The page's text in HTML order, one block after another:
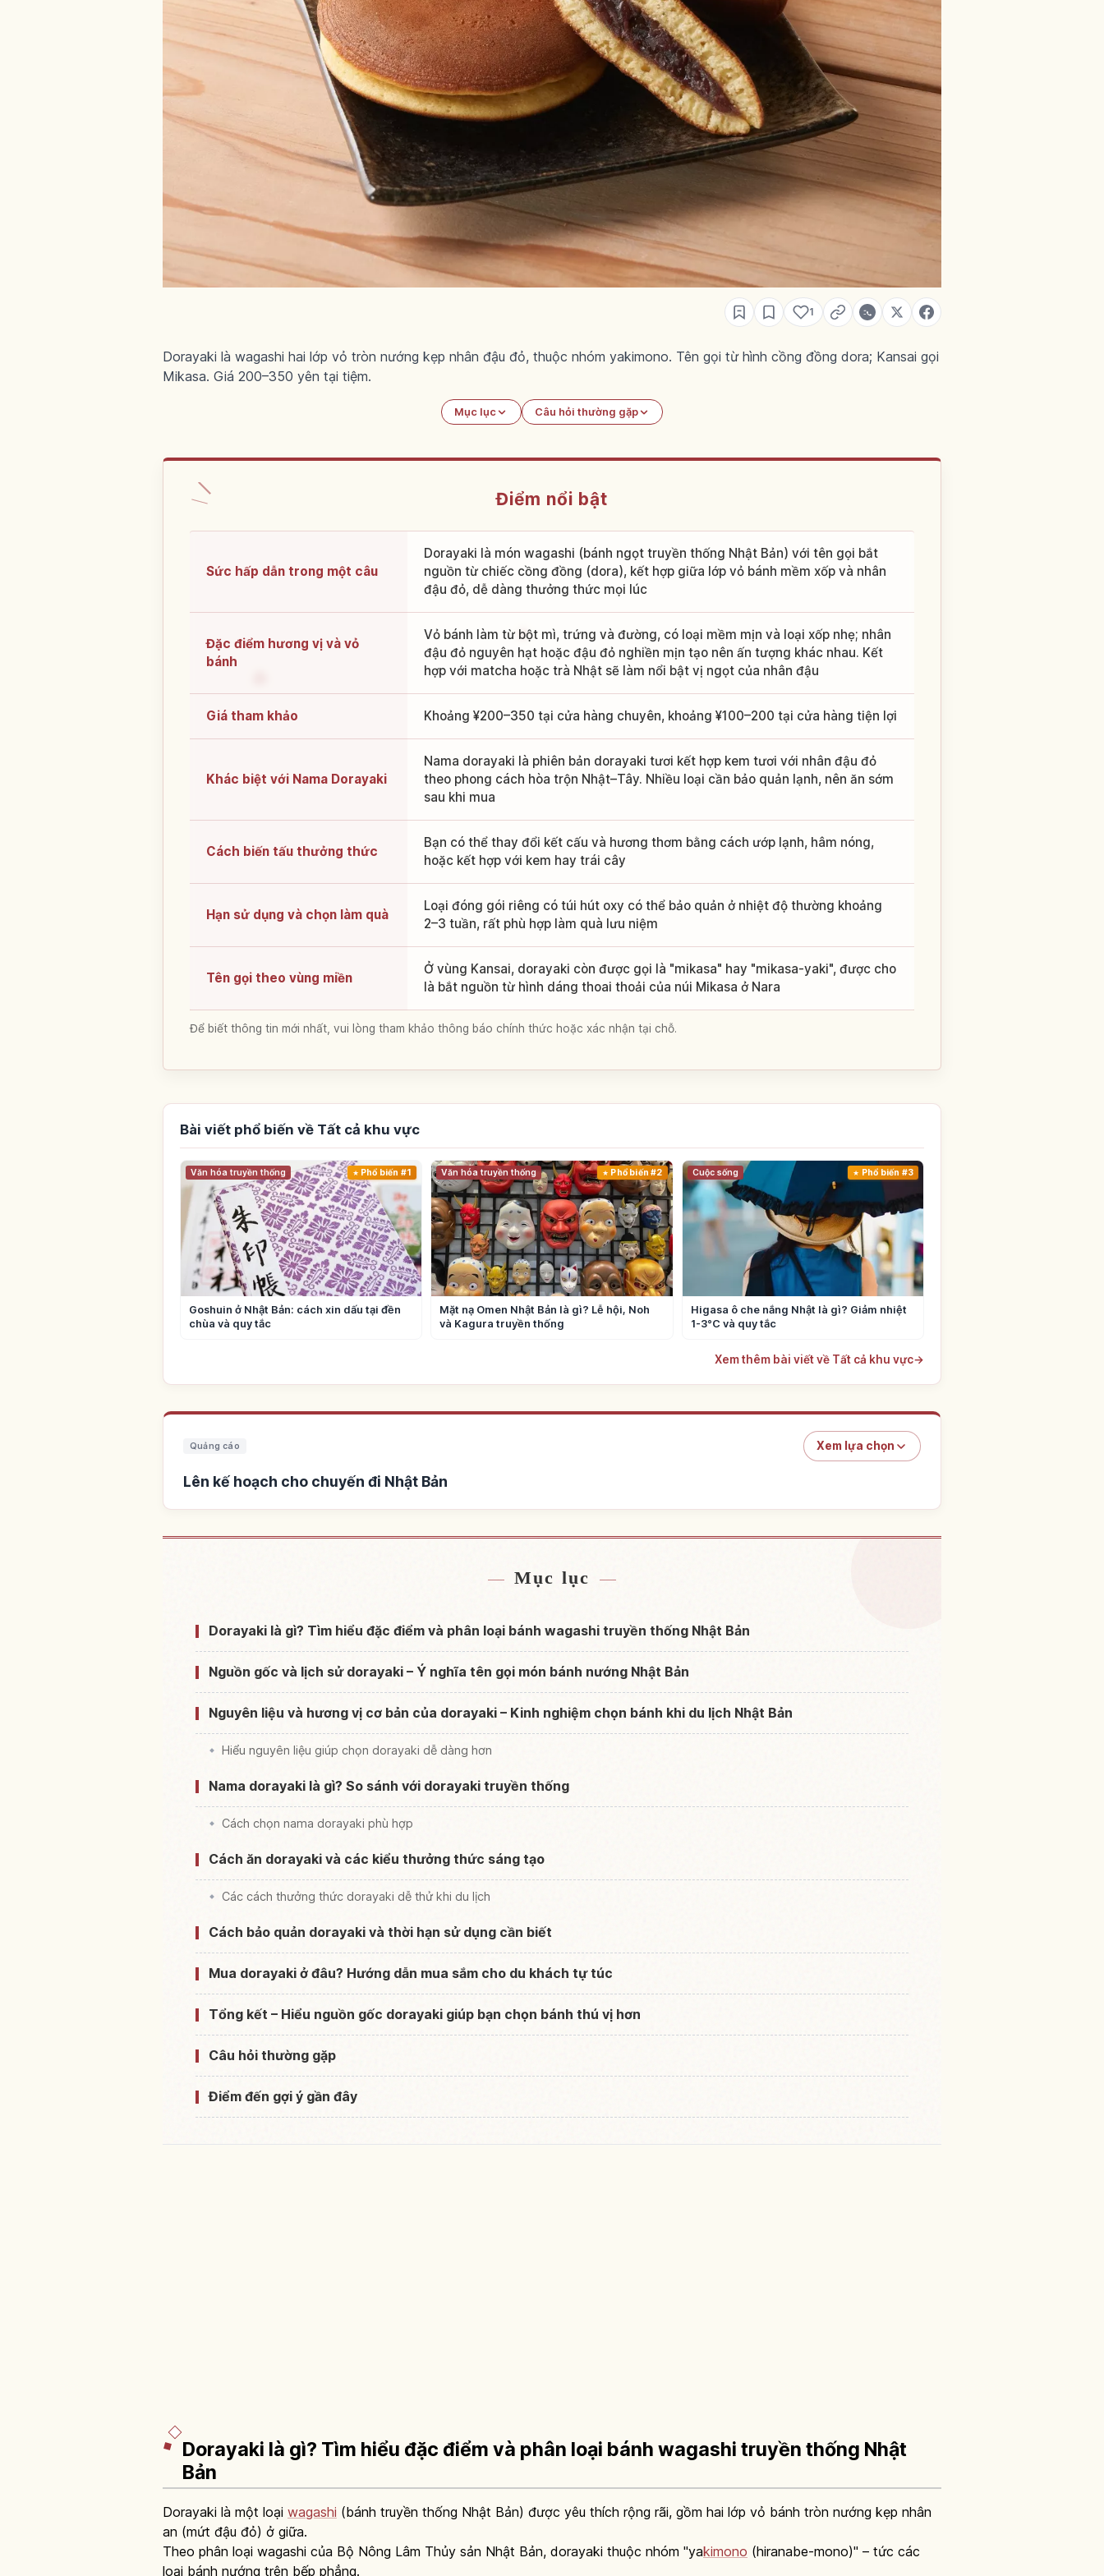
1
Dorayaki là wagashi hai lớp vỏ tròn nướng kẹp nhân đậu đỏ, thuộc nhóm yakimono. Tên gọi từ hình cồng đồng dora; Kansai gọi
Mikasa. Giá 200–350 yên tại tiệm.
Mục lục Câu hỏi thường gặp
Điểm nổi bật
Sức hấp dẫn trong một câu
Dorayaki là món wagashi (bánh ngọt truyền thống Nhật Bản) với tên gọi bắt
nguồn từ chiếc cồng đồng (dora), kết hợp giữa lớp vỏ bánh mềm xốp và nhân
đậu đỏ, dễ dàng thưởng thức mọi lúc
Đặc điểm hương vị và vỏ
bánh
Vỏ bánh làm từ bột mì, trứng và đường, có loại mềm mịn và loại xốp nhẹ; nhân
đậu đỏ nguyên hạt hoặc đậu đỏ nghiền mịn tạo nên ấn tượng khác nhau. Kết
hợp với matcha hoặc trà Nhật sẽ làm nổi bật vị ngọt của nhân đậu
Giá tham khảo Khoảng ¥200–350 tại cửa hàng chuyên, khoảng ¥100–200 tại cửa hàng tiện lợi
Khác biệt với Nama Dorayaki
Nama dorayaki là phiên bản dorayaki tươi kết hợp kem tươi với nhân đậu đỏ
theo phong cách hòa trộn Nhật–Tây. Nhiều loại cần bảo quản lạnh, nên ăn sớm
sau khi mua
Cách biến tấu thưởng thức
Bạn có thể thay đổi kết cấu và hương thơm bằng cách ướp lạnh, hâm nóng,
hoặc kết hợp với kem hay trái cây
Hạn sử dụng và chọn làm quà
Loại đóng gói riêng có túi hút oxy có thể bảo quản ở nhiệt độ thường khoảng
2–3 tuần, rất phù hợp làm quà lưu niệm
Tên gọi theo vùng miền
Ở vùng Kansai, dorayaki còn được gọi là "mikasa" hay "mikasa-yaki", được cho
là bắt nguồn từ hình dáng thoai thoải của núi Mikasa ở Nara
Để biết thông tin mới nhất, vui lòng tham khảo thông báo chính thức hoặc xác nhận tại chỗ.
Bài viết phổ biến về Tất cả khu vực
Văn hóa truyền thống Phổ biến #1
Goshuin ở Nhật Bản: cách xin dấu tại đền
chùa và quy tắc
Văn hóa truyền thống Phổ biến #2
Mặt nạ Omen Nhật Bản là gì? Lễ hội, Noh
và Kagura truyền thống
Cuộc sống Phổ biến #3
Higasa ô che nắng Nhật là gì? Giảm nhiệt
1-3°C và quy tắc
Xem thêm bài viết về Tất cả khu vực→
Quảng cáo Xem lựa chọn
Lên kế hoạch cho chuyến đi Nhật Bản
Mục lục
Dorayaki là gì? Tìm hiểu đặc điểm và phân loại bánh wagashi truyền thống Nhật Bản
Nguồn gốc và lịch sử dorayaki – Ý nghĩa tên gọi món bánh nướng Nhật Bản
Nguyên liệu và hương vị cơ bản của dorayaki – Kinh nghiệm chọn bánh khi du lịch Nhật Bản
Hiểu nguyên liệu giúp chọn dorayaki dễ dàng hơn
Nama dorayaki là gì? So sánh với dorayaki truyền thống
Cách chọn nama dorayaki phù hợp
Cách ăn dorayaki và các kiểu thưởng thức sáng tạo
Các cách thưởng thức dorayaki dễ thử khi du lịch
Cách bảo quản dorayaki và thời hạn sử dụng cần biết
Mua dorayaki ở đâu? Hướng dẫn mua sắm cho du khách tự túc
Tổng kết – Hiểu nguồn gốc dorayaki giúp bạn chọn bánh thú vị hơn
Câu hỏi thường gặp
Điểm đến gợi ý gần đây
Dorayaki là gì? Tìm hiểu đặc điểm và phân loại bánh wagashi truyền thống Nhật
Bản
Dorayaki là một loại wagashi (bánh truyền thống Nhật Bản) được yêu thích rộng rãi, gồm hai lớp vỏ bánh tròn nướng kẹp nhân
an (mứt đậu đỏ) ở giữa.
Theo phân loại wagashi của Bộ Nông Lâm Thủy sản Nhật Bản, dorayaki thuộc nhóm "yakimono (hiranabe-mono)" – tức các
loại bánh nướng trên bếp phẳng.